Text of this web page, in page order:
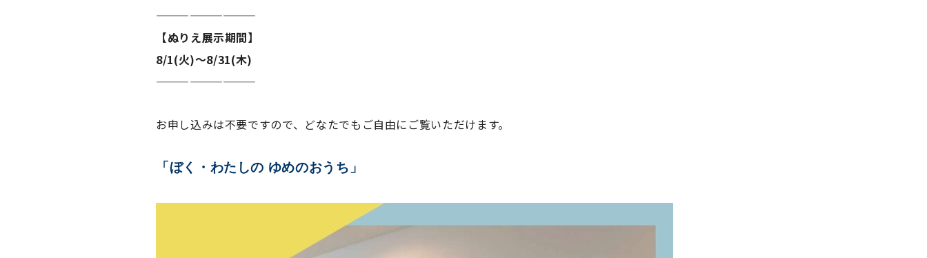
—————————
【ぬりえ展示期間】
8/1(火)～8/31(木)
—————————
お申し込みは不要ですので、どなたでもご自由にご覧いただけます。
「ぼく・わたしの ゆめのおうち」